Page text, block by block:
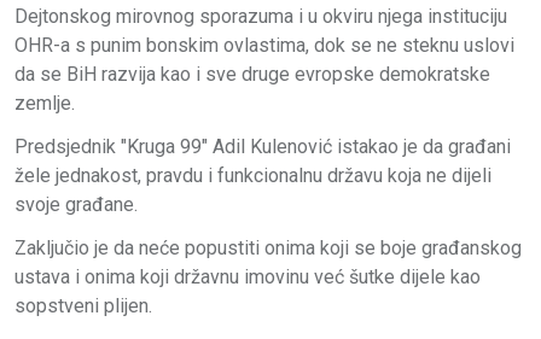
Dejtonskog mirovnog sporazuma i u okviru njega instituciju
OHR-a s punim bonskim ovlastima, dok se ne steknu uslovi
da se BiH razvija kao i sve druge evropske demokratske
zemlje.
Predsjednik "Kruga 99" Adil Kulenović istakao je da građani
žele jednakost, pravdu i funkcionalnu državu koja ne dijeli
svoje građane.
Zaključio je da neće popustiti onima koji se boje građanskog
ustava i onima koji državnu imovinu već šutke dijele kao
sopstveni plijen.